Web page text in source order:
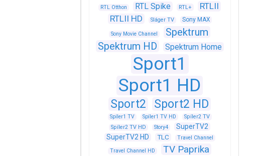
RTL Otthon RTL Spike RTL+
RTLII
RTLII HD
Sláger TV Sony MAX
Sony Movie Channel
Spektrum
Spektrum HD
Spektrum Home
Sport1
Sport1 HD
Sport2 Sport2 HD
Spíler1 TV Spíler1 TV HD
Spíler2 TV
Spíler2 TV HD
Story4
SuperTV2
SuperTV2 HD
TLC
Travel Channel
Travel Channel HD
TV Paprika